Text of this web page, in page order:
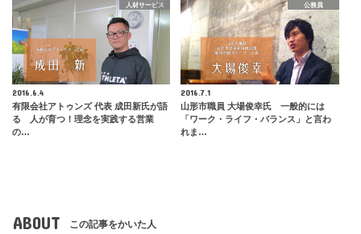
人材サービス
2016.6.4
有限会社アトゥンズ 代表 成田新氏が語
る 人が育つ！理念を実践する営業
の…
公務員
2016.7.1
山形市職員 大場俊幸氏 一般的には
「ワーク・ライフ・バランス」と言わ
れま…
ABOUT この記事をかいた人